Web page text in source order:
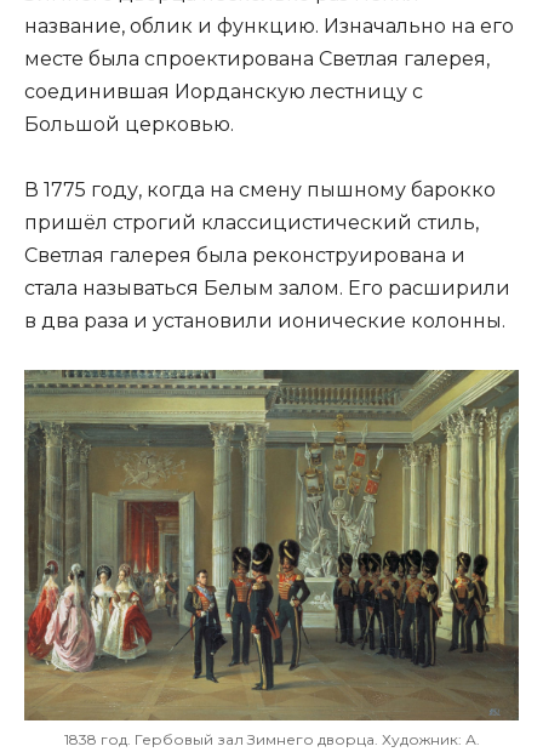
название, облик и функцию. Изначально на его
месте была спроектирована Светлая галерея,
соединившая Иорданскую лестницу с
Большой церковью.
В 1775 году, когда на смену пышному барокко
пришёл строгий классицистический стиль,
Светлая галерея была реконструирована и
стала называться Белым залом. Его расширили
в два раза и установили ионические колонны.
1838 год. Гербовый зал Зимнего дворца. Художник: А.